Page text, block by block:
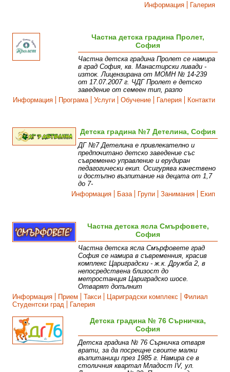
Информация
Галерия
Частна детска градина Пролет,
София
Частна детска градина Пролет се намира
в град София, кв. Манастирски ливади -
изток. Лицензирана от МОМН № 14-239
от 17.07.2007 г. ЧДГ Пролет е детско
заведение от семеен тип, разпо
Информация
Програма Услуги Обучение Галерия Контакти
Детска градина №7 Детелина, София
ДГ №7 Детелина е привлекателно и
предпочитано детско заведение със
съвременно управление и ерудиран
педагогически екип. Осигурява качествено
и достъпно възпитание на децата от 1,7
до 7-
Информация
База Групи Занимания Екип
Частна детска ясла Смърфовете,
София
Частна детска ясла Смърфовете град
София се намира в съвременния, красив
комплекс Цариградски - ж.к. Дружба 2, в
непосредствена близост до
метростанция Цариградско шосе.
Отварят допълнит
Информация
Прием Такси Цариградски комплекс
Филиал
Студентски град
Галерия
Детска градина № 76 Сърничка,
София
Детска градина № 76 Сърничка отваря
врати, за да посрещне своите малки
възпитаници през 1985 г. Намира се в
столичния квартал Младост IV, ул.